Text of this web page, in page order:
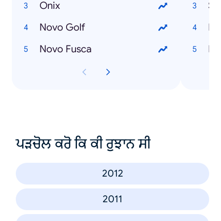
Onix
Novo Golf
Novo Fusca
ਪੜਚੋਲ ਕਰੋ ਕਿ ਕੀ ਰੁਝਾਨ ਸੀ
2012
2011